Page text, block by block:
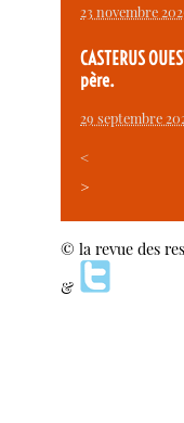
23 novembre
CASTERUS
père.
29 septembre
<
>
© la revue des
&